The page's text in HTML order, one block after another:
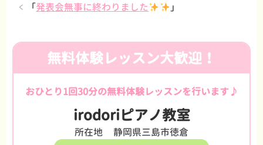
「発表会無事に終わりました 」
無料体験レッスン大歓迎！
おひとり1回30分の無料体験レッスンを行います♪
irodoriピアノ教室
所在地 静岡県三島市徳倉